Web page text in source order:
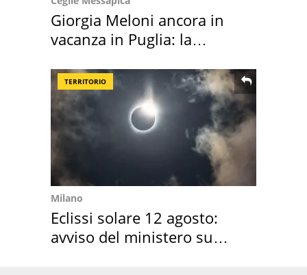
Giorgia Meloni ancora in
vacanza in Puglia: la
TERRITORIO
Milano
Eclissi solare 12 agosto:
avviso del ministero su